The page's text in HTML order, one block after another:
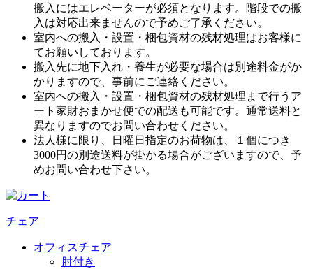
搬入にはエレベーターが必須となります。階段での搬
入は対応出来ませんので予めご了承ください。
室内への搬入・設置・梱包資材の残材処理はお客様に
てお願いしております。
搬入先に地下入れ・養生が必要な場合は別途料金がか
かりますので、事前にご連絡ください。
室内への搬入・設置・梱包資材の残材処理まで行うア
ート家財おまかせ便での配送も可能です。通常送料と
異なりますのでお問い合わせください。
法人様に限り、日曜日指定のお荷物は、１個につき
3000円の別途送料が掛かる場合がございますので、予
めお問い合わせ下さい。
チェア
オフィスチェア
肘付き